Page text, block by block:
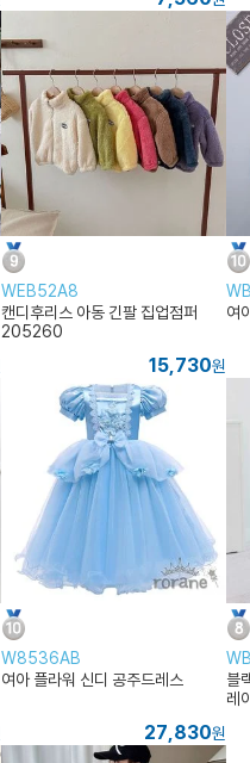
WEB52A8
캔디후리스 아동 긴팔 집업점퍼
205260
15,730원
여
W8536AB
여아 플라워 신디 공주드레스
27,830원
블
레